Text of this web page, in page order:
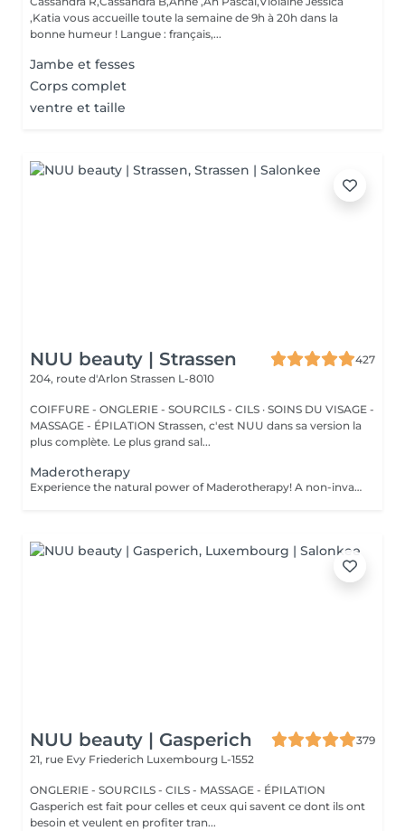
,Katia vous accueille toute la semaine de 9h à 20h dans la
bonne humeur ! Langue : français,...
Jambe et fesses
Corps complet
ventre et taille
NUU beauty | Strassen
427
204, route d'Arlon Strassen L-8010
COIFFURE - ONGLERIE - SOURCILS - CILS · SOINS DU VISAGE -
MASSAGE - ÉPILATION Strassen, c'est NUU dans sa version la
plus complète. Le plus grand sal...
Maderotherapy
Experience the natural power of Maderotherapy! A non-invasive massage technique using wooden tools. It improves circulation and lymphatic drainage, reduces cellulite, helps contour the body, and eliminates excess fluid. Types: - Brazilian: focuses on legs and glutes, helps shape the silhouette; - Abdomen: reduces volume and firms the skin; - Full body: promotes relaxation and overall recovery. Age restrictions: recommended to do from 16 years old. Post-procedure recommendations: do not do sports and any sharp movement for 2-3 hours after the procedure. Frequency: 2-3 times per week, 8-10 sessions. Repeat once in 3-6 months. Contraindications: pregnancy, inflammation, acne, varicose veins in the acute stage.
NUU beauty | Gasperich
379
21, rue Evy Friederich Luxembourg L-1552
ONGLERIE - SOURCILS - CILS - MASSAGE - ÉPILATION
Gasperich est fait pour celles et ceux qui savent ce dont ils ont
besoin et veulent en profiter tran...